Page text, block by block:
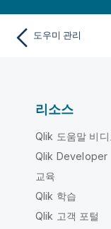
도우미 관리
리소스
Qlik 도움말 비디
Qlik Developer
교육
Qlik 학습
Qlik 고객 포털